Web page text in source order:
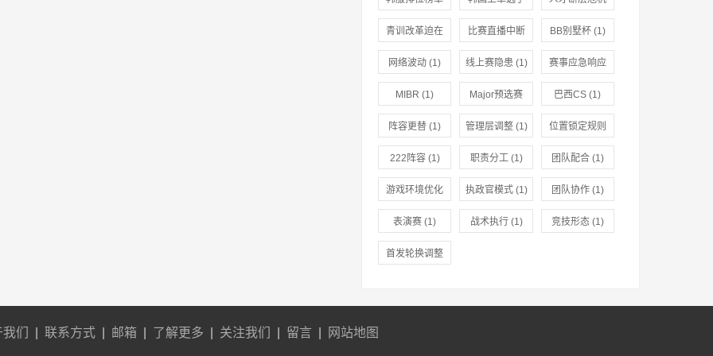
(1) (1) (1)
青训改革迫在
眉睫 (1)
比赛直播中断
(1)
BB别墅杯(1)
网络波动 (1) 线上赛隐患 (1) 赛事应急响应
MIBR (1) Major预选赛 巴西CS (1)
阵容更替 (1) 管理层调整(1) 位置锁定规则
(1)
222阵容(1) 职责分工(1) 团队配合(1)
游戏环境优化
(1)
执政官模式(1) 团队协作(1)
表演赛 (1) 战术执行(1) 竞技形态(1)
首发轮换调整
们 联系方式 邮箱 了解更多 关注我们 留言 网站地图